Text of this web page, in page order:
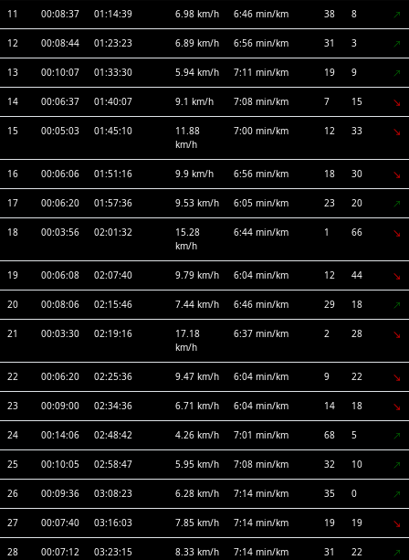
11 00:08:37 01:14:39 6.98 km/h 6:46 min/km 38 8
12 00:08:44 01:23:23 6.89 km/h 6:56 min/km 31 3
13 00:10:07 01:33:30 5.94 km/h 7:11 min/km 19 9
14 00:06:37 01:40:07 9.1 km/h 7:08 min/km 7 15
15 00:05:03 01:45:10
11.88
km/h
7:00 min/km 12 33
16 00:06:06 01:51:16 9.9 km/h 6:56 min/km 18 30
17 00:06:20 01:57:36 9.53 km/h 6:05 min/km 23 20
18 00:03:56 02:01:32
15.28
km/h
6:44 min/km 1 66
19 00:06:08 02:07:40 9.79 km/h 6:04 min/km 12 44
20 00:08:06 02:15:46 7.44 km/h 6:46 min/km 29 18
21 00:03:30 02:19:16
17.18
km/h
6:37 min/km 2 28
22 00:06:20 02:25:36 9.47 km/h 6:04 min/km 9 22
23 00:09:00 02:34:36 6.71 km/h 6:04 min/km 14 18
24 00:14:06 02:48:42 4.26 km/h 7:01 min/km 68 5
25 00:10:05 02:58:47 5.95 km/h 7:08 min/km 32 10
26 00:09:36 03:08:23 6.28 km/h 7:14 min/km 35 0
27 00:07:40 03:16:03 7.85 km/h 7:14 min/km 19 19
28 00:07:12 03:23:15 8.33 km/h 7:14 min/km 31 22